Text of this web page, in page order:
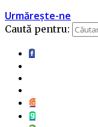
Urmărește-ne
Caută pentru: